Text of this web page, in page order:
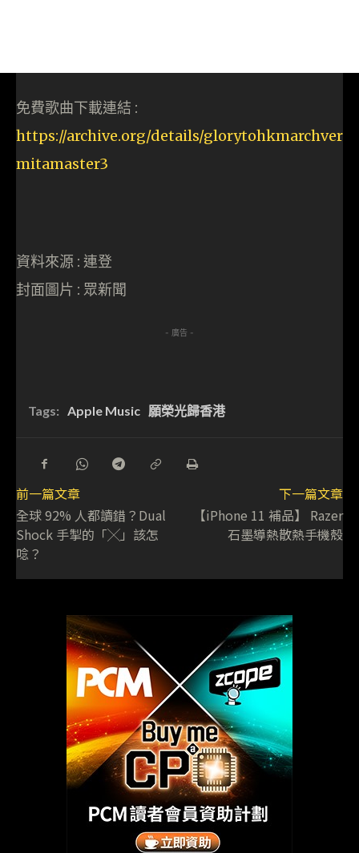
免費歌曲下載連結 :
https://archive.org/details/glorytohkmarchver
mitamaster3
資料來源 : 連登
封面圖片 : 眾新聞
- 廣告 -
Tags: Apple Music 願榮光歸香港
前一篇文章
全球 92% 人都讀錯？Dual
Shock 手掣的「╳」該怎
唸？
下一篇文章
【iPhone 11 補品】 Razer
石墨導熱散熱手機殼